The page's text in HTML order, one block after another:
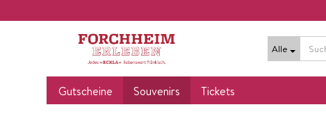
Alle
Gutscheine Souvenirs Tickets